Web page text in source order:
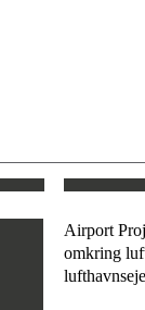
Airport
omkring